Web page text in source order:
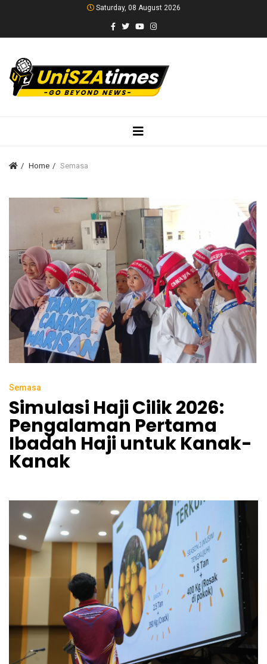
Saturday, 08 August 2026
Home Semasa
Semasa
Simulasi Haji Cilik 2026:
Pengalaman Pertama
Ibadah Haji untuk Kanak-
Kanak